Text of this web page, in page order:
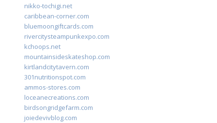
nikko-tochigi.net
caribbean-corner.com
bluemoongiftcards.com
rivercitysteampunkexpo.com
kchoops.net
mountainsideskateshop.com
kirtlandcitytavern.com
301nutritionspot.com
ammos-stores.com
loceanecreations.com
birdsongridgefarm.com
joiedevivblog.com